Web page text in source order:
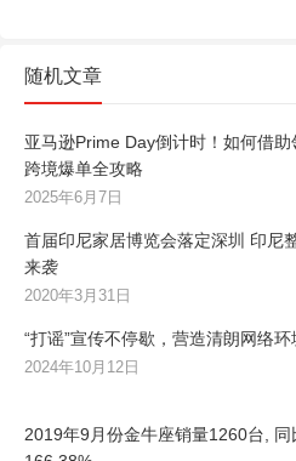
随机文章
亚马逊Prime Day倒计时！如何借助
跨境爆单全攻略
2025年6月7日
首届印尼家居博览会落定深圳 印尼
来袭
2020年3月31日
“打谣”宣传不停歇，营造清朗网络环
2024年10月12日
2019年9月份金牛座销量1260台, 同